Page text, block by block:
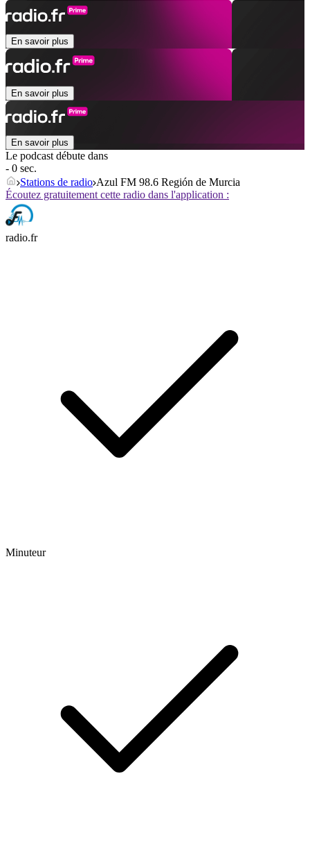
En savoir plus
En savoir plus
En savoir plus
Le podcast débute dans
- 0 sec.
Stations de radio Azul FM 98.6 Región de Murcia
Écoutez gratuitement cette radio dans l'application :
radio.fr
Minuteur